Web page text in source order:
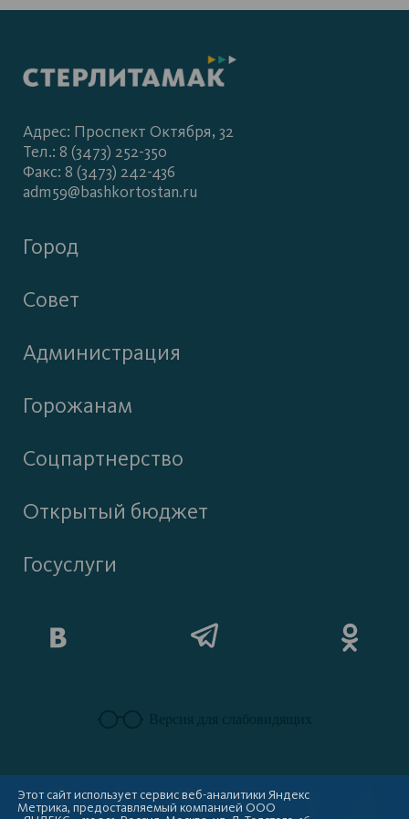
Адрес: Проспект Октября, 32
Тел.: 8 (3473) 252-350
Факс: 8 (3473) 242-436
adm59@bashkortostan.ru
Город
Совет
Администрация
Горожанам
Соцпартнерство
Открытый бюджет
Госуслуги
Этот сайт использует сервис веб-аналитики Яндекс
Метрика, предоставляемый компанией ООО